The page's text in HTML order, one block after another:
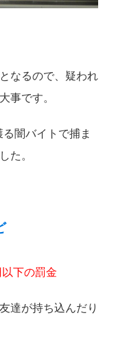
なるので、疑われ
事です。
闇バイトで捕ま
た。
下の罰金
達が持ち込んだり